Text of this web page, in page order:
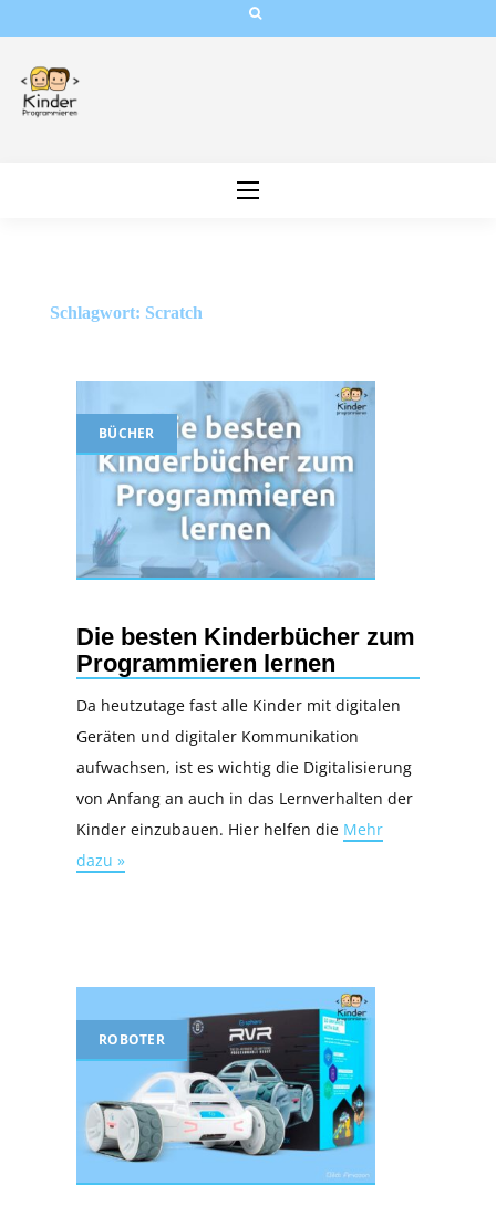
content
Schlagwort: Scratch
BÜCHER
Die besten Kinderbücher zum
Programmieren lernen
Da heutzutage fast alle Kinder mit digitalen
Geräten und digitaler Kommunikation
aufwachsen, ist es wichtig die Digitalisierung
von Anfang an auch in das Lernverhalten der
Kinder einzubauen. Hier helfen die Mehr
dazu »
ROBOTER